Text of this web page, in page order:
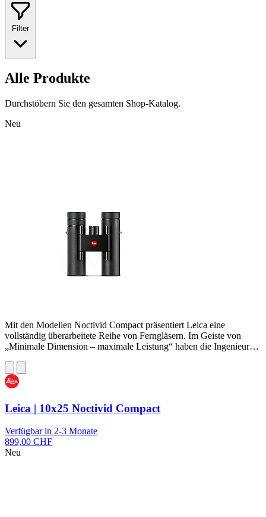
Filter
Alle Produkte
Durchstöbern Sie den gesamten Shop-Katalog.
Neu
Mit den Modellen Noctivid Compact präsentiert Leica eine
vollständig überarbeitete Reihe von Ferngläsern. Im Geiste von
„Minimale Dimension – maximale Leistung“ haben die Ingenieur…
Leica | 10x25 Noctivid Compact
Verfügbar in 2-3 Monate
899,00 CHF
Neu